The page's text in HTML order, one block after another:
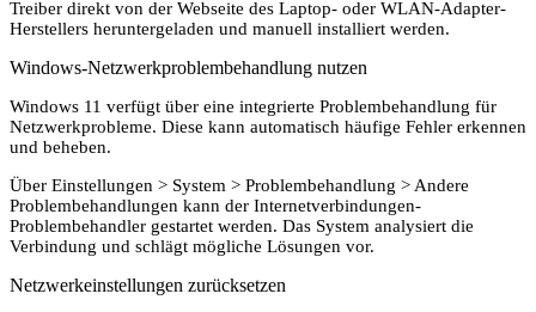
Treiber direkt von der Webseite des Laptop- oder WLAN-Adapter-
Herstellers heruntergeladen und manuell installiert werden.
Windows-Netzwerkproblembehandlung nutzen
Windows 11 verfügt über eine integrierte Problembehandlung für
Netzwerkprobleme. Diese kann automatisch häufige Fehler erkennen
und beheben.
Über Einstellungen > System > Problembehandlung > Andere
Problembehandlungen kann der Internetverbindungen-
Problembehandler gestartet werden. Das System analysiert die
Verbindung und schlägt mögliche Lösungen vor.
Netzwerkeinstellungen zurücksetzen